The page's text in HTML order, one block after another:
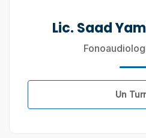
Lic. Saad
Un